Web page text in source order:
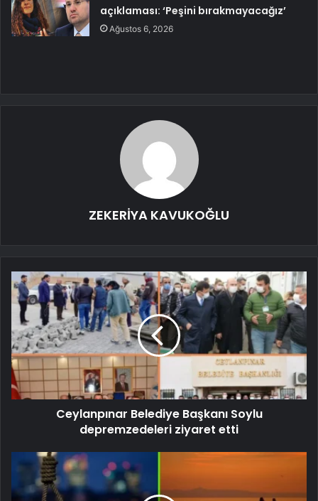
açıklaması: ‘Peşini bırakmayacağız’
Ağustos 6, 2026
ZEKERİYA KAVUKOĞLU
Ceylanpınar Belediye Başkanı Soylu
depremzedeleri ziyaret etti